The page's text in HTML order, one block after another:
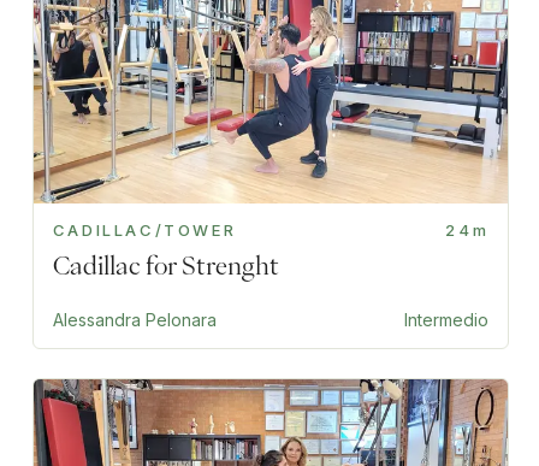
CADILLAC/TOWER 24m
Cadillac for Strenght
Alessandra Pelonara Intermedio